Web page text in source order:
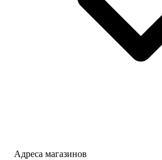
Адреса магазинов